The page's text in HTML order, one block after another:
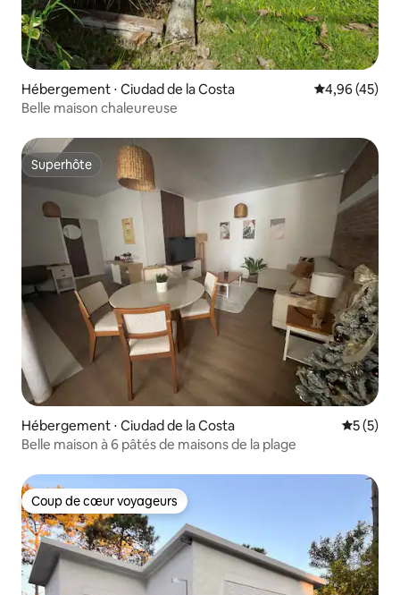
Hébergement ⋅ Ciudad de la Costa Évaluation
4,96 (45)
Belle maison chaleureuse
Superhôte
Superhôte
Hébergement ⋅ Ciudad de la Costa
5 (5)
Belle maison à 6 pâtés de maisons de la plage
Coup de cœur voyageurs
Coup de cœur voyageurs